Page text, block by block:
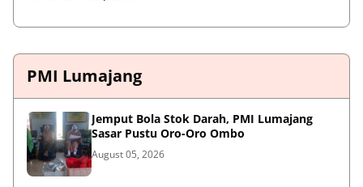
PMI Lumajang
Jemput Bola Stok Darah, PMI Lumajang
Sasar Pustu Oro-Oro Ombo
August 05, 2026